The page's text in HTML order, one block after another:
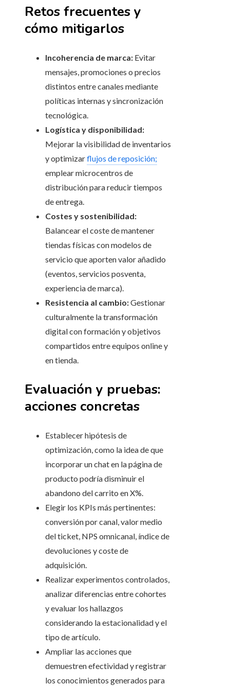
Retos frecuentes y
cómo mitigarlos
Incoherencia de marca: Evitar
mensajes, promociones o precios
distintos entre canales mediante
políticas internas y sincronización
tecnológica.
Logística y disponibilidad:
Mejorar la visibilidad de inventarios
y optimizarflujos de reposición;
emplear microcentros de
distribución para reducir tiempos
de entrega.
Costes y sostenibilidad:
Balancear el coste de mantener
tiendas físicas con modelos de
servicio que aporten valor añadido
(eventos, servicios posventa,
experiencia de marca).
Resistencia al cambio:Gestionar
culturalmente la transformación
digital con formación y objetivos
compartidos entre equipos online y
en tienda.
Evaluación y pruebas:
acciones concretas
Establecer hipótesis de
optimización, como la idea de que
incorporar un chat en la página de
producto podría disminuir el
abandono del carrito en X%.
Elegir los KPIs más pertinentes:
conversión por canal, valor medio
del ticket, NPS omnicanal, índice de
devoluciones y coste de
adquisición.
Realizar experimentos controlados,
analizar diferencias entre cohortes
y evaluar los hallazgos
considerando la estacionalidad y el
tipo de artículo.
Ampliar las acciones que
demuestren efectividad y registrar
los conocimientos generados para